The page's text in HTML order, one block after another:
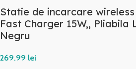
Statie de incarcare wireless
Fast Charger 15W,, Pliabila
Negru
lei